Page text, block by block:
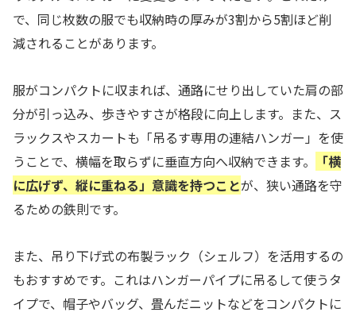
で、同じ枚数の服でも収納時の厚みが3割から5割ほど削
減されることがあります。
服がコンパクトに収まれば、通路にせり出していた肩の部
分が引っ込み、歩きやすさが格段に向上します。また、ス
ラックスやスカートも「吊るす専用の連結ハンガー」を使
うことで、横幅を取らずに垂直方向へ収納できます。
「横
に広げず、縦に重ねる」意識を持つことが、狭い通路を守
るための鉄則です。
また、吊り下げ式の布製ラック（シェルフ）を活用するの
もおすすめです。これはハンガーパイプに吊るして使うタ
イプで、帽子やバッグ、畳んだニットなどをコンパクトに